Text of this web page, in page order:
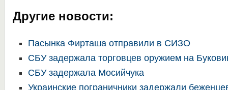
Другие новости:
Пасынка Фирташа отправили в СИЗО
СБУ задержала торговцев оружием на
СБУ задержала Мосийчука
Украинские пограничники задержали